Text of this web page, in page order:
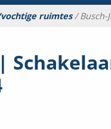
ruimtes/ Busch-